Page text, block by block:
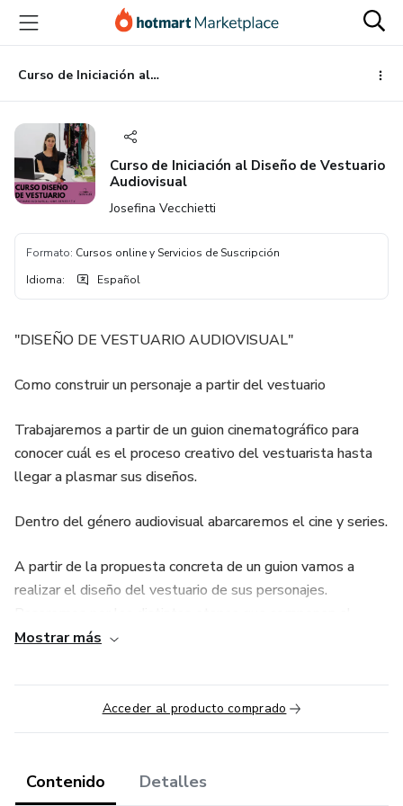
principal
página
de
página
Curso de Iniciación al Diseño de Vestuario Audiovisual
Curso de Iniciación al Diseño de Vestuario
Audiovisual
Josefina Vecchietti
Formato: Cursos online y Servicios de Suscripción
Idioma: Español
"DISEÑO DE VESTUARIO AUDIOVISUAL"
Como construir un personaje a partir del vestuario
Trabajaremos a partir de un guion cinematográfico para
conocer cuál es el proceso creativo del vestuarista hasta
llegar a plasmar sus diseños.
Dentro del género audiovisual abarcaremos el cine y series.
A partir de la propuesta concreta de un guion vamos a
realizar el diseño del vestuario de sus personajes.
armado de un vestuario desde el momento en que llega la
presentación de la idea deseada.
“Vamos a sentir, imaginar, y vivir lo que es ser vestuarista
Mostrar más
Acceder al producto comprado
Contenido Detalles